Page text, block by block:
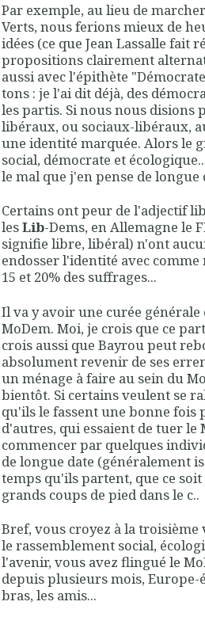
Par exemple, au lieu de
Verts, nous ferions mieux de
idées (ce que Jean Lassalle fait
propositions clairement
aussi avec l'épithète
tons : je l'ai dit déjà, des
les partis. Si nous nous disions
libéraux, ou sociaux-libéraux,
une identité marquée. Alors le
social, démocrate et
le mal que j'en pense de longue
Certains ont peur de l'adjectif
lesLib-Dems, en Allemagne le
signifie libre, libéral) n'ont
endosser l'identité avec
15 et 20% des suffrages...
Il va y avoir une curée
MoDem. Moi, je crois que ce
crois aussi que Bayrou peut
absolument revenir de ses
un ménage à faire au sein du
bientôt. Si certains veulent se
qu'ils le fassent une bonne fois
d'autres, qui essaient de tuer le
commencer par quelques
de longue date (généralement
temps qu'ils partent, que ce
grands coups de pied dans le c..
Bref, vous croyez à la troisième
le rassemblement social,
l'avenir, vous avez flingué le
depuis plusieurs mois, Europe-
bras, les amis...